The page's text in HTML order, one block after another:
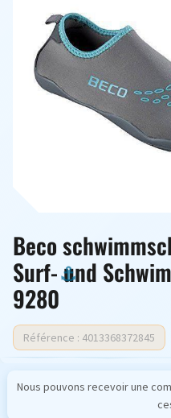
Beco
Surf- und
9280
Référence : 4013368372845
Nous pouvons recevoir une